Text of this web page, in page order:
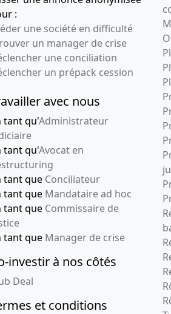
:
une société en difficulté
un manager de crise
une conciliation
un prépack cession
avec nous
tant qu'Administrateur
tant qu'Avocat en
tant que Conciliateur
tant que Mandataire ad hoc
tant que Commissaire de
tant que Manager de crise
investir à nos côtés
Deal
et conditions